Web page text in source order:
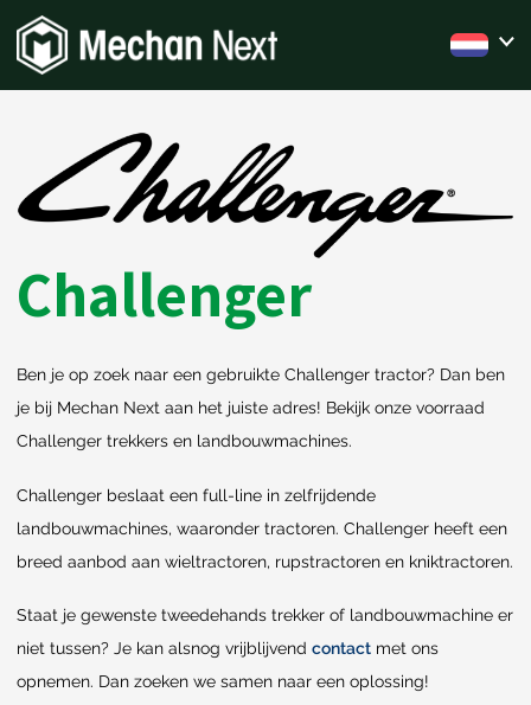
Challenger
Ben je op zoek naar een gebruikte Challenger tractor? Dan ben
je bij Mechan Next aan het juiste adres! Bekijk onze voorraad
Challenger trekkers en landbouwmachines.
Challenger beslaat een full-line in zelfrijdende
landbouwmachines, waaronder tractoren. Challenger heeft een
breed aanbod aan wieltractoren, rupstractoren en kniktractoren.
Staat je gewenste tweedehands trekker of landbouwmachine er
niet tussen? Je kan alsnog vrijblijvend contact met ons
opnemen. Dan zoeken we samen naar een oplossing!